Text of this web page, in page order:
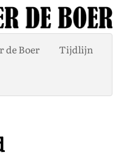
de Boer Tijdlijn